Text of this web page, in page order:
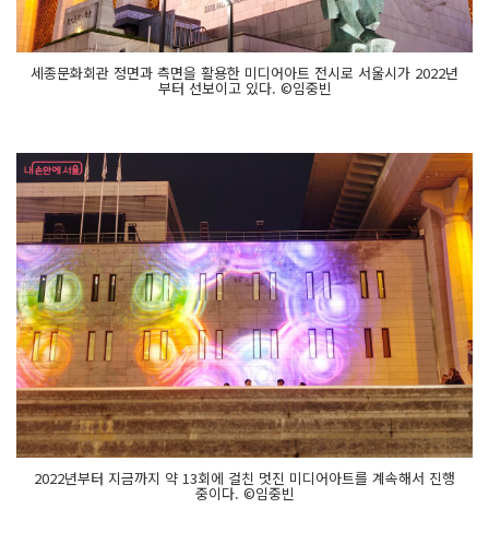
세종문화회관 정면과 측면을 활용한 미디어아트 전시로 서울시가 2022년
부터 선보이고 있다. ©임중빈
2022년부터 지금까지 약 13회에 걸친 멋진 미디어아트를 계속해서 진행
중이다. ©임중빈